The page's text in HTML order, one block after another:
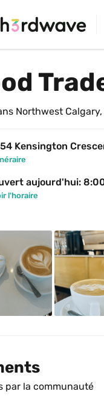
Northwest
Kensington
aujourd'hui:
l'horaire
par la communauté